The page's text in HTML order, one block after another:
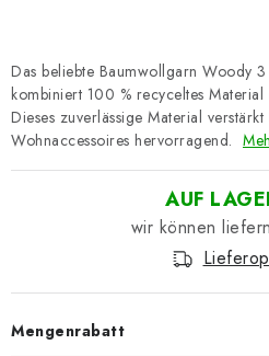
Das beliebte Baumwollgarn Woody
kombiniert 100 % recyceltes Material
Dieses zuverlässige Material
Wohnaccessoires hervorragend.
AUF
Mengenrabatt